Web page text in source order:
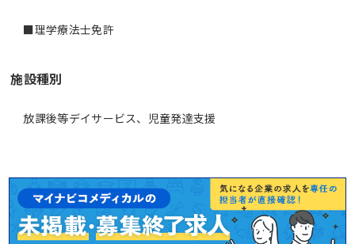
■理学療法士免許
施設種別
放課後等デイサービス、児童発達支援